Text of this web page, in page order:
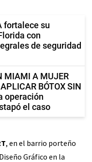
fortalece su
con
de seguridad
MIAMI A MUJER
BÓTOX SIN
operación
el caso
, en el barrio porteño
Gráfico en la